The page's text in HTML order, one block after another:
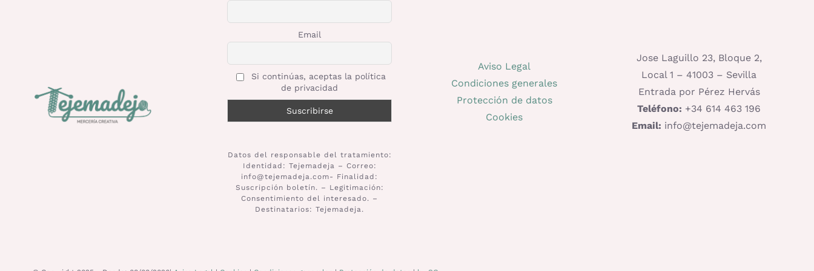
Email
Si continúas, aceptas la política
de privacidad
Datos del responsable del tratamiento:
Identidad: Tejemadeja – Correo:
info@tejemadeja.com- Finalidad:
Suscripción boletín. – Legitimación:
Consentimiento del interesado. –
Destinatarios: Tejemadeja.
Aviso Legal
Condiciones generales
Protección de datos
Cookies
Jose Laguillo 23, Bloque 2,
Local 1 – 41003 – Sevilla
Entrada por Pérez Hervás
Teléfono: +34 614 463 196
Email: info@tejemadeja.com